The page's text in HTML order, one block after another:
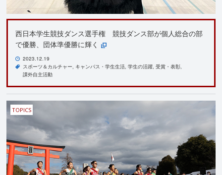
西日本学生競技ダンス選手権 競技ダンス部が個人総合の部
で優勝、団体準優勝に輝く
2023.12.19
スポーツ＆カルチャー キャンパス・学生生活 学生の活躍 受賞・表彰
課外自主活動
TOPICS